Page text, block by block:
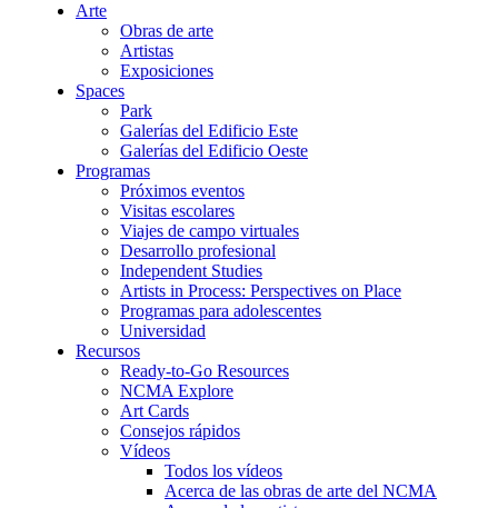
Arte
Obras de arte
Artistas
Exposiciones
Spaces
Park
Galerías del Edificio Este
Galerías del Edificio Oeste
Programas
Próximos eventos
Visitas escolares
Viajes de campo virtuales
Desarrollo profesional
Independent Studies
Artists in Process: Perspectives on Place
Programas para adolescentes
Universidad
Recursos
Ready-to-Go Resources
NCMA Explore
Art Cards
Consejos rápidos
Vídeos
Todos los vídeos
Acerca de las obras de arte del NCMA